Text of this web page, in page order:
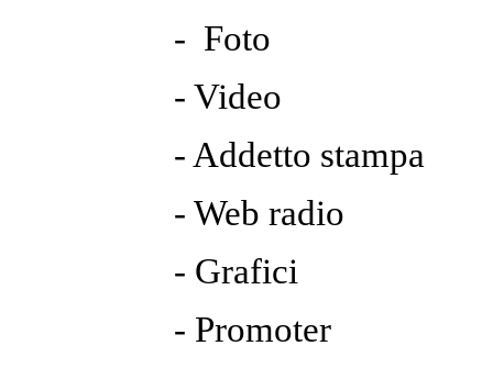
- Foto
- Video
- Addetto stampa
- Web radio
- Grafici
- Promoter